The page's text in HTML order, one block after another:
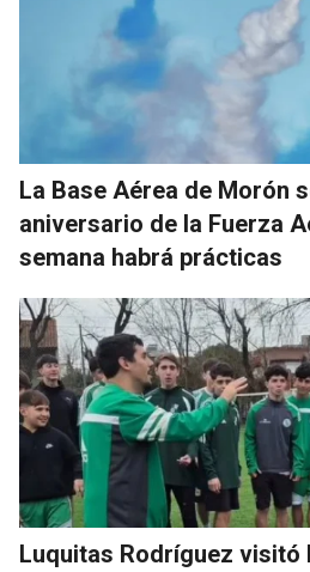
La Base Aérea de Morón
aniversario de la Fuerza
semana habrá prácticas
Luquitas Rodríguez visitó